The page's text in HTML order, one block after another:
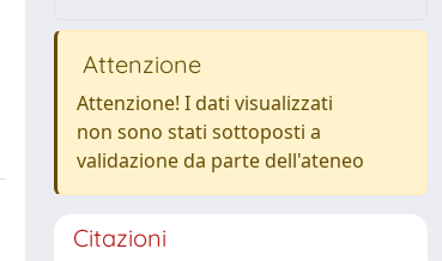
Attenzione
Attenzione! I dati visualizzati
non sono stati sottoposti a
validazione da parte dell'ateneo
Citazioni